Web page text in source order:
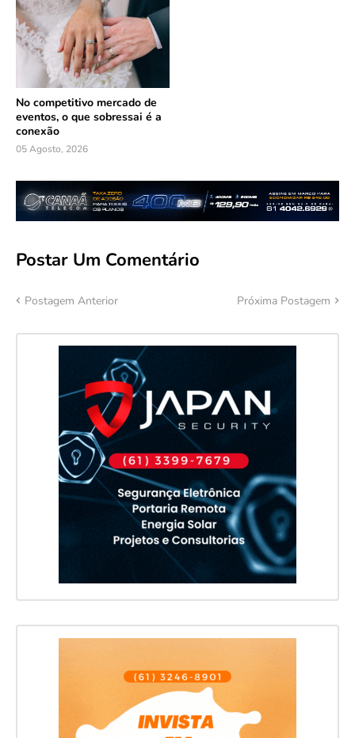
No competitivo mercado de
eventos, o que sobressai é a
conexão
05 Agosto, 2026
Postar Um Comentário
Postagem Anterior Próxima Postagem